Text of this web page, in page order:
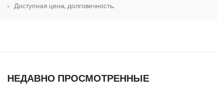
Доступная цена, долговечность.
НЕДАВНО ПРОСМОТРЕННЫЕ